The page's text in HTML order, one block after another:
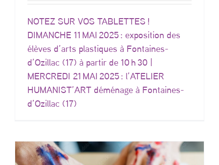
NOTEZ SUR VOS TABLETTES !
DIMANCHE 11 MAI 2025 : exposition des
élèves d’arts plastiques à Fontaines-
d’Ozillac (17) à partir de 10 h 30 |
MERCREDI 21 MAI 2025 : l’ATELIER
HUMANIST’ART déménage à Fontaines-
d’Ozillac (17)